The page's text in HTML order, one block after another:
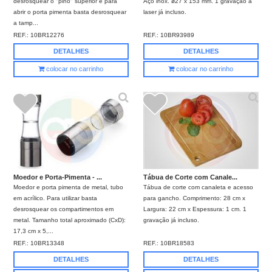
abrir o porta pimenta basta desrosquear
a tamp...
REF.: 10BR12276
DETALHES
colocar no carrinho
laser já incluso.
REF.: 10BR93989
DETALHES
colocar no carrinho
Moedor e Porta-Pimenta - ...
Moedor e porta pimenta de metal, tubo
em acrílico. Para utilizar basta
desrosquear os compartimentos em
metal. Tamanho total aproximado (CxD):
17,3 cm x 5,...
REF.: 10BR13348
DETALHES
Tábua de Corte com Canale...
Tábua de corte com canaleta e acesso
para gancho. Comprimento: 28 cm x
Largura: 22 cm x Espessura: 1 cm. 1
gravação já incluso.
REF.: 10BR18583
DETALHES